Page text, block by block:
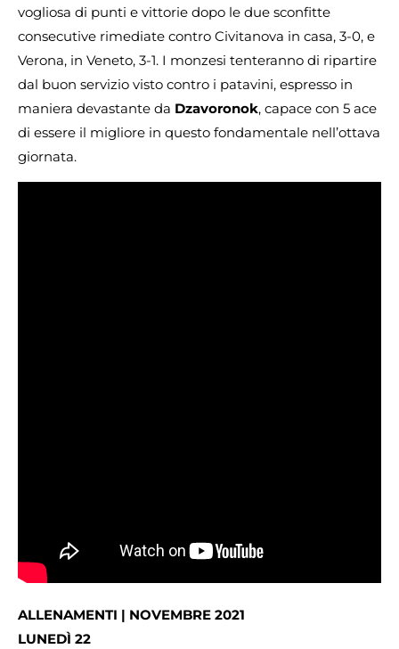
vogliosa di punti e vittorie dopo le due sconfitte
consecutive rimediate contro Civitanova in casa, 3-0, e
Verona, in Veneto, 3-1. I monzesi tenteranno di ripartire
dal buon servizio visto contro i patavini, espresso in
maniera devastante da Dzavoronok, capace con 5 ace
di essere il migliore in questo fondamentale nell’ottava
giornata.
ALLENAMENTI | NOVEMBRE 2021
LUNEDÌ 22